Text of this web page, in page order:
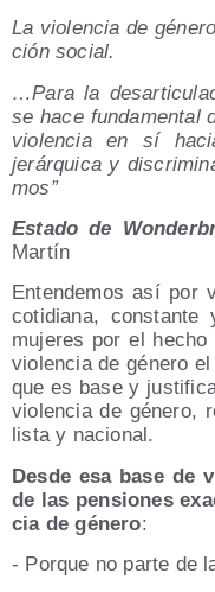
La vio­len­cia de
ción social.
…Para la
se hace fun­da­men­tal
vio­len­cia en sí
jerár­qui­ca y
mos”
Esta­do de
Martín
Enten­de­mos así por
coti­dia­na,
muje­res por el
vio­len­cia de géne­ro
que es base y
vio­len­cia de géne­ro,
lis­ta y nacional.
Des­de esa base de
de las pen­sio­nes
cia de géne­ro:
- Por­que no par­te de